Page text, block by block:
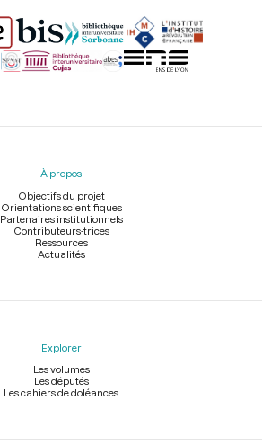
À propos
Objectifs du projet
Orientations scientifiques
Partenaires institutionnels
Contributeurs-trices
Ressources
Actualités
Explorer
Les volumes
Les députés
Les cahiers de doléances